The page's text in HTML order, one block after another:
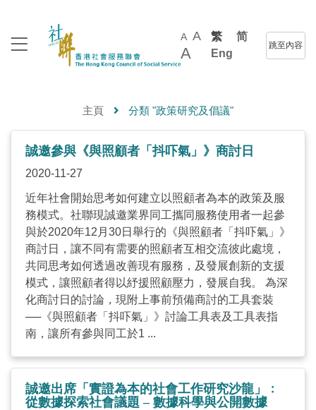
A A
A
繁
简
Eng
跳至內容
主頁 分類 "政策研究及倡議"
誠邀參與《與照顧者「抖吓氣」》商討日
2020-11-27
近年社會開始思考如何建立以照顧者為本的政策及服
務模式。社聯現誠邀業界同工攜同服務使用者一起參
與於2020年12月30日舉行的《與照顧者「抖吓氣」》
商討日，讓不同有需要的照顧者互相交流彼此處境，
共同思考如何透過改善現有服務，及發展創新的支援
模式，讓照顧者得以紓援照顧壓力，發展自我。 為深
化商討日的討論，現附上事前預備商討的工具套裝
──《與照顧者「抖吓氣」》討論工具表及工具表指
南，讓所有參與同工於1 ...
誠邀出席「實證為本的社會工作研究沙龍」﹕
從數據探索社會議題 – 數據科學與公開數據